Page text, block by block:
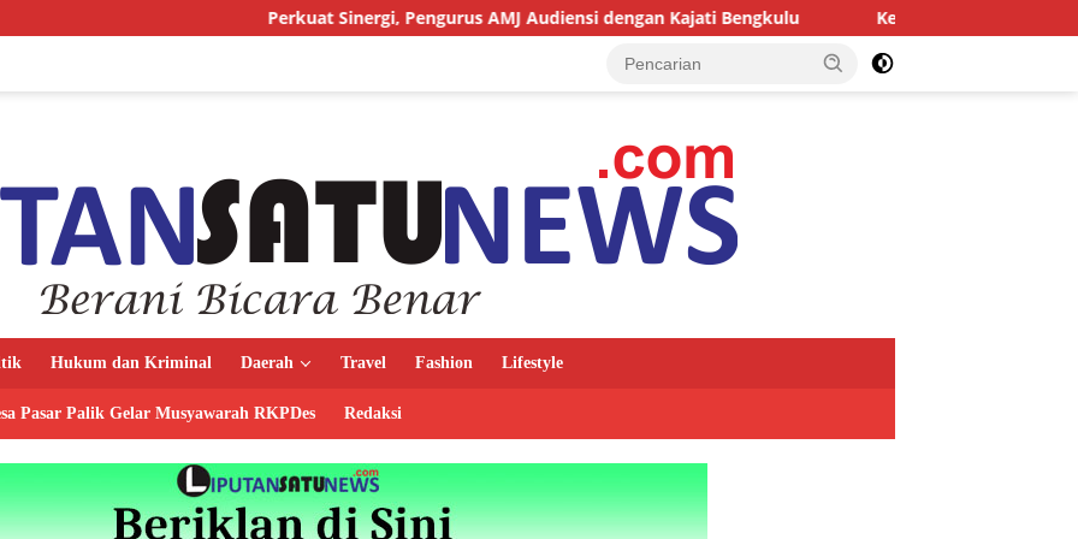
Perkuat Sinergi, Pengurus AMJ Audiensi dengan Kajati Bengkulu Kejari Kepahiang Tegaskan Tuntutan
Hukum dan Kriminal Daerah Travel Fashion Lifestyle
Pasar Palik Gelar Musyawarah RKPDes Redaksi